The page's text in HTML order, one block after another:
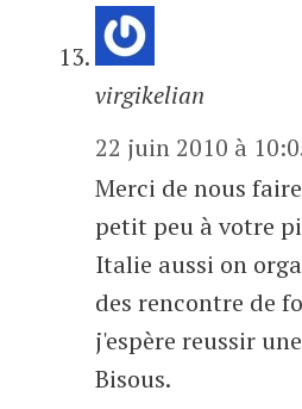
virgikelian
22 juin 2010 à
Merci de nous
petit peu à votre
Italie aussi on
des rencontre de
j'espère reussir
Bisous.